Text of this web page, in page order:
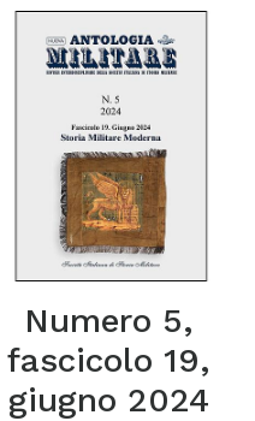
Numero 5,
fascicolo 19,
giugno 2024